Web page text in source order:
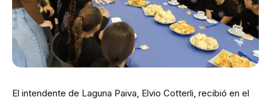
El intendente de Laguna Paiva, Elvio Cotterli, recibió en el